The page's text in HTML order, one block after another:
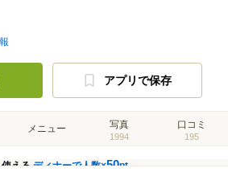
アプリで保存
メニュー 写真
1994
口コミ
195
えるディナーで人数×50pt